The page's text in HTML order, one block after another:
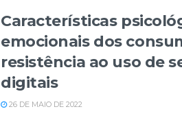
Características
emocionais dos
resistência ao uso de
digitais
26 DE MAIO DE 2022